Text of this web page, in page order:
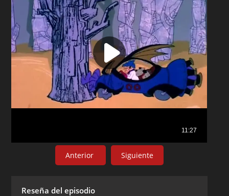
Anterior Siguiente
Reseña del episodio